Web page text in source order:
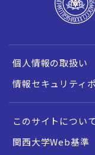
個人情報の取扱い
情報セキュリティ
このサイトについ
関西大学Web基準